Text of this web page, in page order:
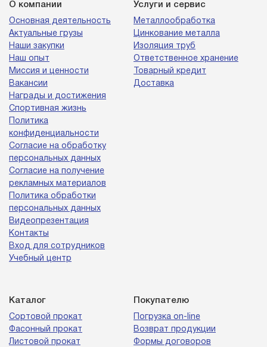
О компании
Основная деятельность
Актуальные грузы
Наши закупки
Наш опыт
Миссия и ценности
Вакансии
Награды и достижения
Спортивная жизнь
Политика
конфиденциальности
Согласие на обработку
персональных данных
Согласие на получение
рекламных материалов
Политика обработки
персональных данных
Видеопрезентация
Контакты
Вход для сотрудников
Учебный центр
Услуги и сервис
Металлообработка
Цинкование металла
Изоляция труб
Ответственное хранение
Товарный кредит
Доставка
Каталог
Сортовой прокат
Фасонный прокат
Листовой прокат
Покупателю
Погрузка on-line
Возврат продукции
Формы договоров